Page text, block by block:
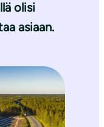
olisi
asiaan.